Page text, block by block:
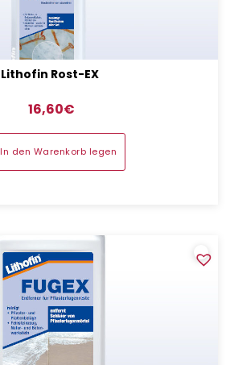
Lithofin Rost-EX
€
16,60
In den Warenkorb legen